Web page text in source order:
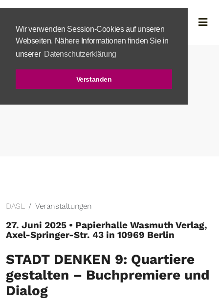
Wir verwenden Session-Cookies auf unseren
Webseiten. Nähere Informationen finden Sie in
unserer Datenschutzerklärung
Verstanden
DASL Veranstaltungen
27. Juni 2025 • Papierhalle Wasmuth Verlag,
Axel-Springer-Str. 43 in 10969 Berlin
STADT DENKEN 9: Quartiere
gestalten – Buchpremiere und
Dialog